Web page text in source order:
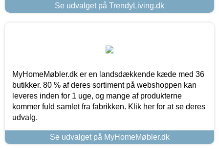
Se udvalget på TrendyLiving.dk
MyHomeMøbler.dk er en landsdækkende kæde med 36
butikker. 80 % af deres sortiment på webshoppen kan
leveres inden for 1 uge, og mange af produkterne
kommer fuld samlet fra fabrikken. Klik her for at se deres
udvalg.
Se udvalget på MyHomeMøbler.dk